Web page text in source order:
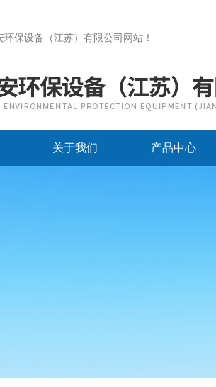
环保设备（江苏）有限公司网站 ！
关于我们 产品中心